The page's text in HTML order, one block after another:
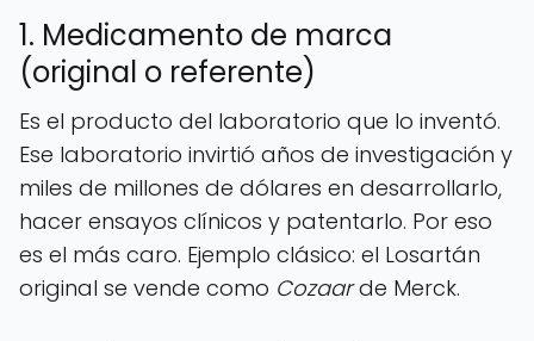
1. Medicamento de marca
(original o referente)
Es el producto del laboratorio que lo inventó.
Ese laboratorio invirtió años de investigación y
miles de millones de dólares en desarrollarlo,
hacer ensayos clínicos y patentarlo. Por eso
es el más caro. Ejemplo clásico: el Losartán
original se vende como Cozaarde Merck.